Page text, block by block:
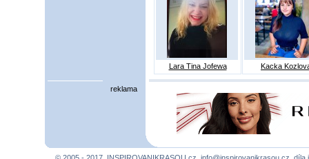
Lara Tina Jofewa Kacka
reklama